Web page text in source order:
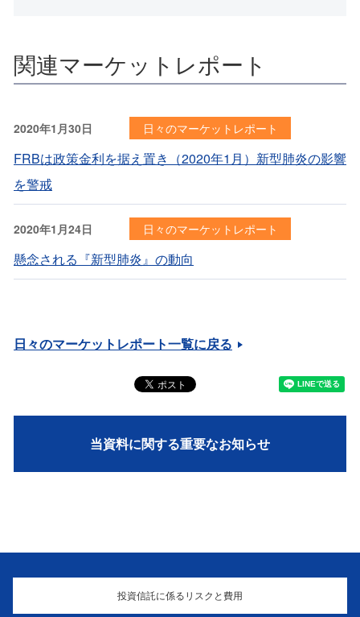
関連マーケットレポート
2020年1月30日 日々のマーケットレポート
FRBは政策金利を据え置き（2020年1月）新型肺炎の影響
を警戒
2020年1月24日 日々のマーケットレポート
懸念される『新型肺炎』の動向
日々のマーケットレポート一覧に戻る
当資料に関する重要なお知らせ
投資信託に係るリスクと費用